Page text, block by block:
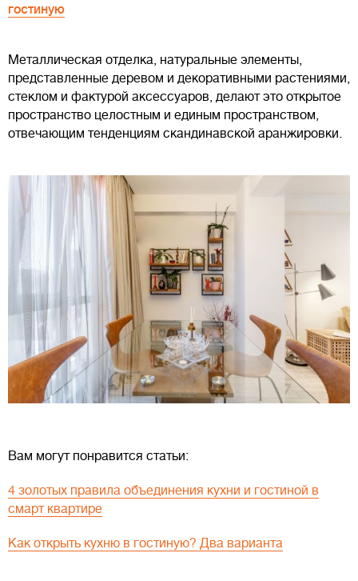
гостиную
Металлическая отделка, натуральные элементы,
представленные деревом и декоративными растениями,
стеклом и фактурой аксессуаров, делают это открытое
пространство целостным и единым пространством,
отвечающим тенденциям скандинавской аранжировки.
Вам могут понравится статьи:
4 золотых правила объединения кухни и гостиной в
смарт квартире
Как открыть кухню в гостиную? Два варианта